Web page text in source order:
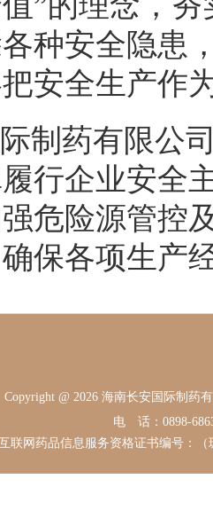
种安全隐患
安全生产作
制药有限公
行企业安全
危险源管控
保各项生产
Copyright @ 2026 海南长安国际制
电 话：0898-
联网药品信息服务资格证书编号：（